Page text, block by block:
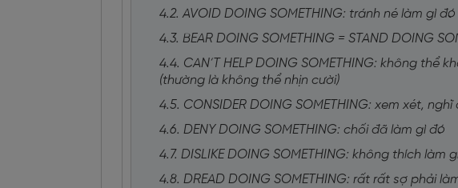
4.2. AVOID DOING SOMETHING: tránh né làm gì đó
4.3. BEAR DOING SOMETHING = STAND DOING
4.4. CAN’T HELP DOING SOMETHING: không thể
(thường là không thể nhịn cười)
4.5. CONSIDER DOING SOMETHING: xem xét,
4.6. DENY DOING SOMETHING: chối đã làm gì đó
4.7. DISLIKE DOING SOMETHING: không thích làm
4.8. DREAD DOING SOMETHING: rất rất sợ phải